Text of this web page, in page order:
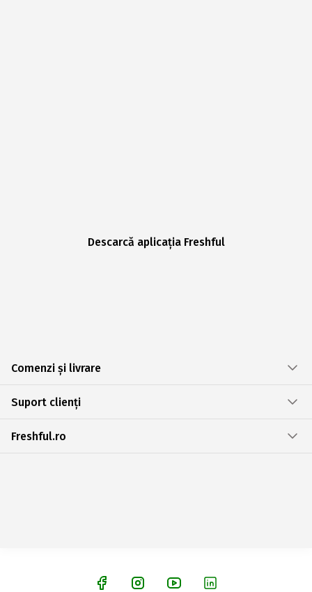
Descarcă aplicația Freshful
Comenzi și livrare
Suport clienți
Freshful.ro